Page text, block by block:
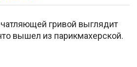
гривой выглядит
вышел из парикмахерской.